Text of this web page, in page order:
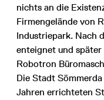
nichts an die
Firmengelände von
Industriepark. Nach
enteignet und
Robotron
Die Stadt
Jahren errichteten